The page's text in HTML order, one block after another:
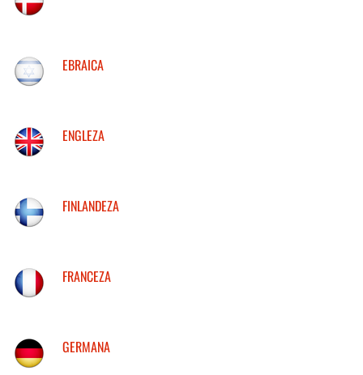
EBRAICA
ENGLEZA
FINLANDEZA
FRANCEZA
GERMANA